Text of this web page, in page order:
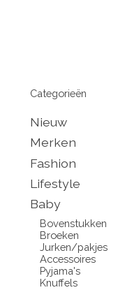
Categorieën
Nieuw
Merken
Fashion
Lifestyle
Baby
Bovenstukken
Broeken
Jurken/pakjes
Accessoires
Pyjama's
Knuffels